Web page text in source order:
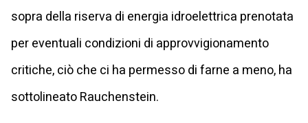
sopra della riserva di energia idroelettrica prenotata
per eventuali condizioni di approvvigionamento
critiche, ciò che ci ha permesso di farne a meno, ha
sottolineato Rauchenstein.